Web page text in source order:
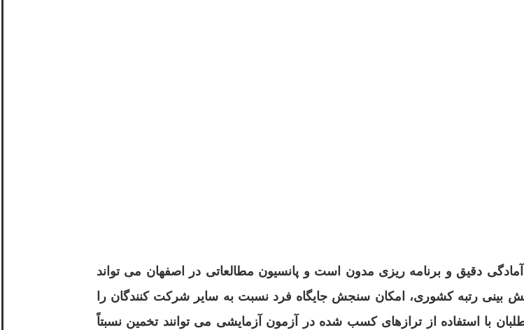
دقیق و برنامه ریزی مدون است و پانسیون مطالعاتی در اصفهان می تواند
بینی رتبه کشوری، امکان سنجش جایگاه فرد نسبت به سایر شرکت کنندگان را
با استفاده از ترازهای کسب شده در آزمون آزمایشی می توانند تخمین نسبتاً